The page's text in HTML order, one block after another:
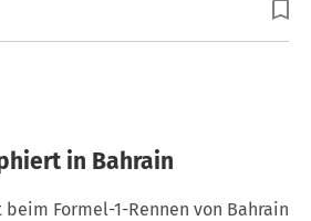
in Bahrain
Formel-1-Rennen von Bahrain